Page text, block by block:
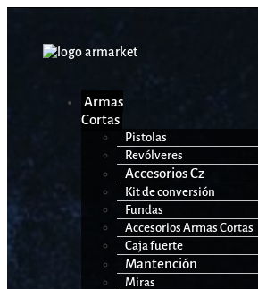
Armas
Cortas
Pistolas
Revólveres
Accesorios Cz
Kit de conversión
Fundas
Accesorios Armas Cortas
Caja fuerte
Mantención
Miras